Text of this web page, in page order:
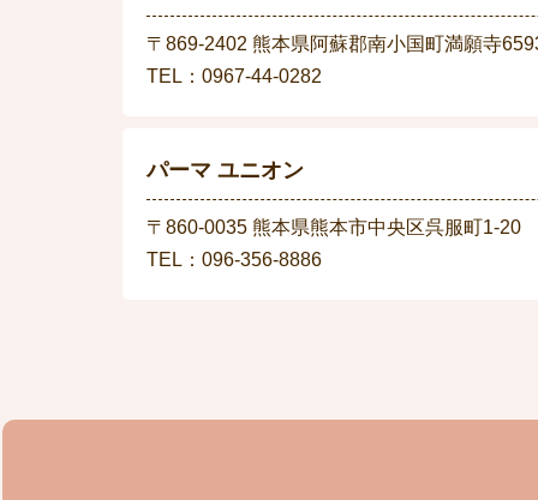
〒869-2402 熊本県阿蘇郡南小国町満願寺
TEL：0967-44-0282
パーマ ユニオン
〒860-0035 熊本県熊本市中央区呉服町1-20
TEL：096-356-8886